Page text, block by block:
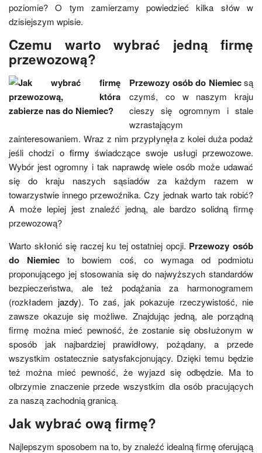
poziomie? O tym zamierzamy powiedzieć kilka słów w
dzisiejszym wpisie.
Czemu warto wybrać jedną firmę
przewozową?
Przewozy osób do Niemiecsą
czymś, co w naszym kraju
cieszy się ogromnym i stale
wzrastającym
zainteresowaniem. Wraz z nim przypłynęła z kolei duża podaż
jeśli chodzi o firmy świadczące swoje usługi przewozowe.
Wybór jest ogromny i tak naprawdę wiele osób może udawać
się do kraju naszych sąsiadów za każdym razem w
towarzystwie innego przewoźnika. Czy jednak warto tak robić?
A może lepiej jest znaleźć jedną, ale bardzo solidną firmę
przewozową?
Warto skłonić się raczej ku tej ostatniej opcji. Przewozy osób
do Niemiec to bowiem coś, co wymaga od podmiotu
proponującego jej stosowania się do najwyższych standardów
bezpieczeństwa, ale też podążania za harmonogramem
(rozkłademjazdy). To zaś, jak pokazuje rzeczywistość, nie
zawsze okazuje się możliwe. Znajdując jedną, ale porządną
firmę można mieć pewność, że zostanie się obsłużonym w
sposób jak najbardziej prawidłowy, pożądany, a przede
wszystkim ostatecznie satysfakcjonujący. Dzięki temu będzie
też można mieć pewność, że wyjazd się odbędzie. Ma to
olbrzymie znaczenie przede wszystkim dla osób pracujących
za naszą zachodnią granicą.
Jak wybrać ową firmę?
Najlepszym sposobem na to, by znaleźć idealną firmę oferującą